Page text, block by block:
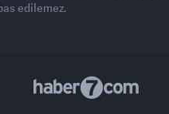
edilemez.